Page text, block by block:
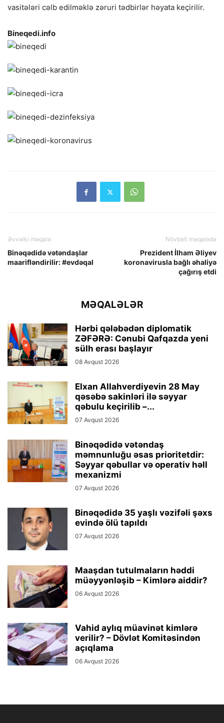
vasitələri cəlb edilməklə zəruri tədbirlər həyata keçirilir.
Bineqedi.info
Əvvəlki məqalə
Binəqədidə vətəndaşlar
maarifləndirilir: #evdəqal
Növbəti məqalədə
Prezident İlham Əliyev
koronavirusla bağlı əhaliyə
çağırış etdi
MƏQALƏLƏR
Hərbi qələbədən diplomatik
ZƏFƏRƏ: Cənubi Qafqazda yeni
sülh erası başlayır
08 Avqust 2026
Elxan Allahverdiyevin 28 May
qəsəbə sakinləri ilə səyyar
qəbulu keçirilib –...
07 Avqust 2026
Binəqədidə vətəndaş
məmnunluğu əsas prioritetdir:
Səyyar qəbullar və operativ həll
mexanizmi
07 Avqust 2026
Binəqədidə 35 yaşlı vəzifəli şəxs
evində ölü tapıldı
07 Avqust 2026
Maaşdan tutulmaların həddi
müəyyənləşib – Kimlərə aiddir?
06 Avqust 2026
Vahid aylıq müavinət kimlərə
verilir? – Dövlət Komitəsindən
açıqlama
06 Avqust 2026